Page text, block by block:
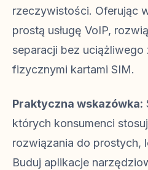
rzeczywistości. Oferując
prostą usługę VoIP,
separacji bez uciążliwego
fizycznymi kartami SIM.
Praktyczna wskazówka:
których konsumenci
rozwiązania do prostych,
Buduj aplikacje